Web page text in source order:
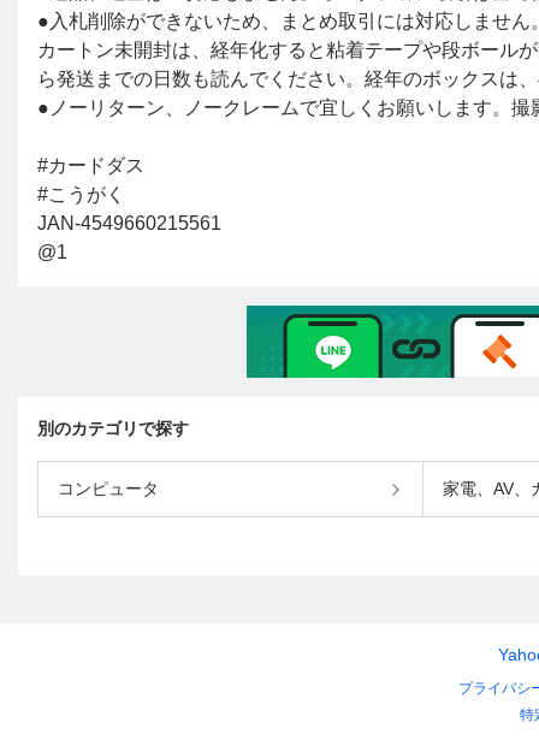
別のカテゴリで探す
コンピュータ 家電、AV、
プライバシ
特